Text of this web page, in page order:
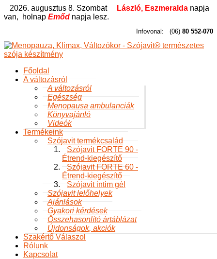
2026. augusztus 8. Szombat László, Eszmeralda napja
van,
holnap Emőd napja lesz.
Infovonal: (06) 80 552-070
Főoldal
A változásról
A változásról
Egészség
Menopausa ambulanciák
Könyvajánló
Videók
Termékeink
Szójavit termékcsalád
Szójavit FORTE 90 -
Étrend-kiegészítő
Szójavit FORTE 60 -
Étrend-kiegészítő
Szójavit intim gél
Szójavit lelőhelyek
Ajánlások
Gyakori kérdések
Összehasonlító ártáblázat
Újdonságok, akciók
Szakértő Válaszol
Rólunk
Kapcsolat